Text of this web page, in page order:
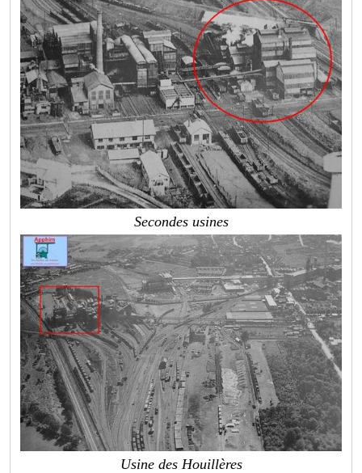
Secondes usines
Usine des Houillères